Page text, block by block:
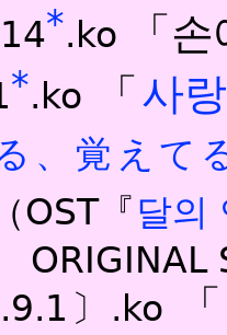
*.ko 「
*.ko 「 사
、覚えて
（OST『달의
ORIGINAL
〕.ko
「